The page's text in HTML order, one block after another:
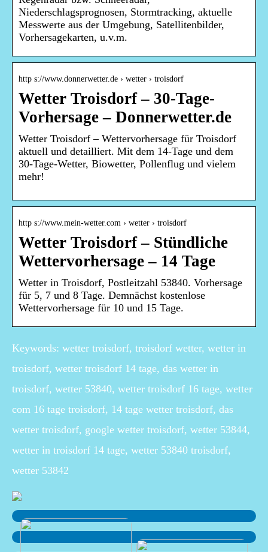
Niederschlagsprognosen, Stormtracking, aktuelle
Messwerte aus der Umgebung, Satellitenbilder,
Vorhersagekarten, u.v.m.
http s://www.donnerwetter.de › wetter › troisdorf
Wetter Troisdorf – 30-Tage-
Vorhersage – Donnerwetter.de
Wetter Troisdorf – Wettervorhersage für Troisdorf
aktuell und detailliert. Mit dem 14-Tage und dem
30-Tage-Wetter, Biowetter, Pollenflug und vielem
mehr!
http s://www.mein-wetter.com › wetter › troisdorf
Wetter Troisdorf – Stündliche
Wettervorhersage – 14 Tage
Wetter in Troisdorf, Postleitzahl 53840. Vorhersage
für 5, 7 und 8 Tage. Demnächst kostenlose
Wettervorhersage für 10 und 15 Tage.
Keywords: wetter troisdorf, troisdorf wetter, wetter in
troisdorf, wetter troisdorf 14 tage, das wetter in
troisdorf, wetter 53840, wetter troisdorf 16 tage, wetter
com 16 tage troisdorf, 14 tage wetter troisdorf, das
wetter troisdorf, google wetter troisdorf, wetter 53844,
wetter in troisdorf 14 tage, wetter 53840 troisdorf,
wetter 53842